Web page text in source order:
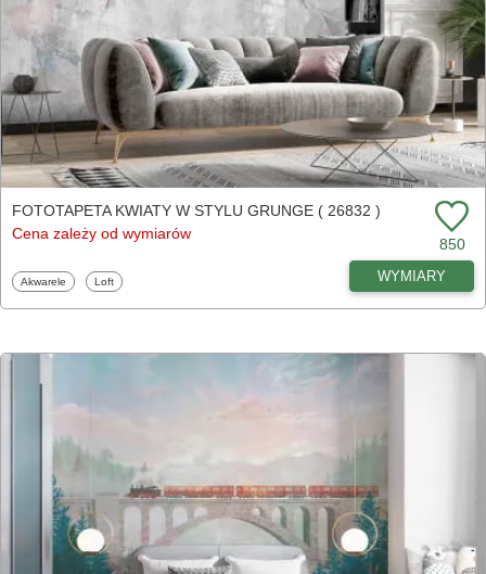
FOTOTAPETA KWIATY W STYLU GRUNGE ( 26832 )
Cena zależy od wymiarów
850
Fototapety
Akwarele Fototapety
Loft WYMIARY